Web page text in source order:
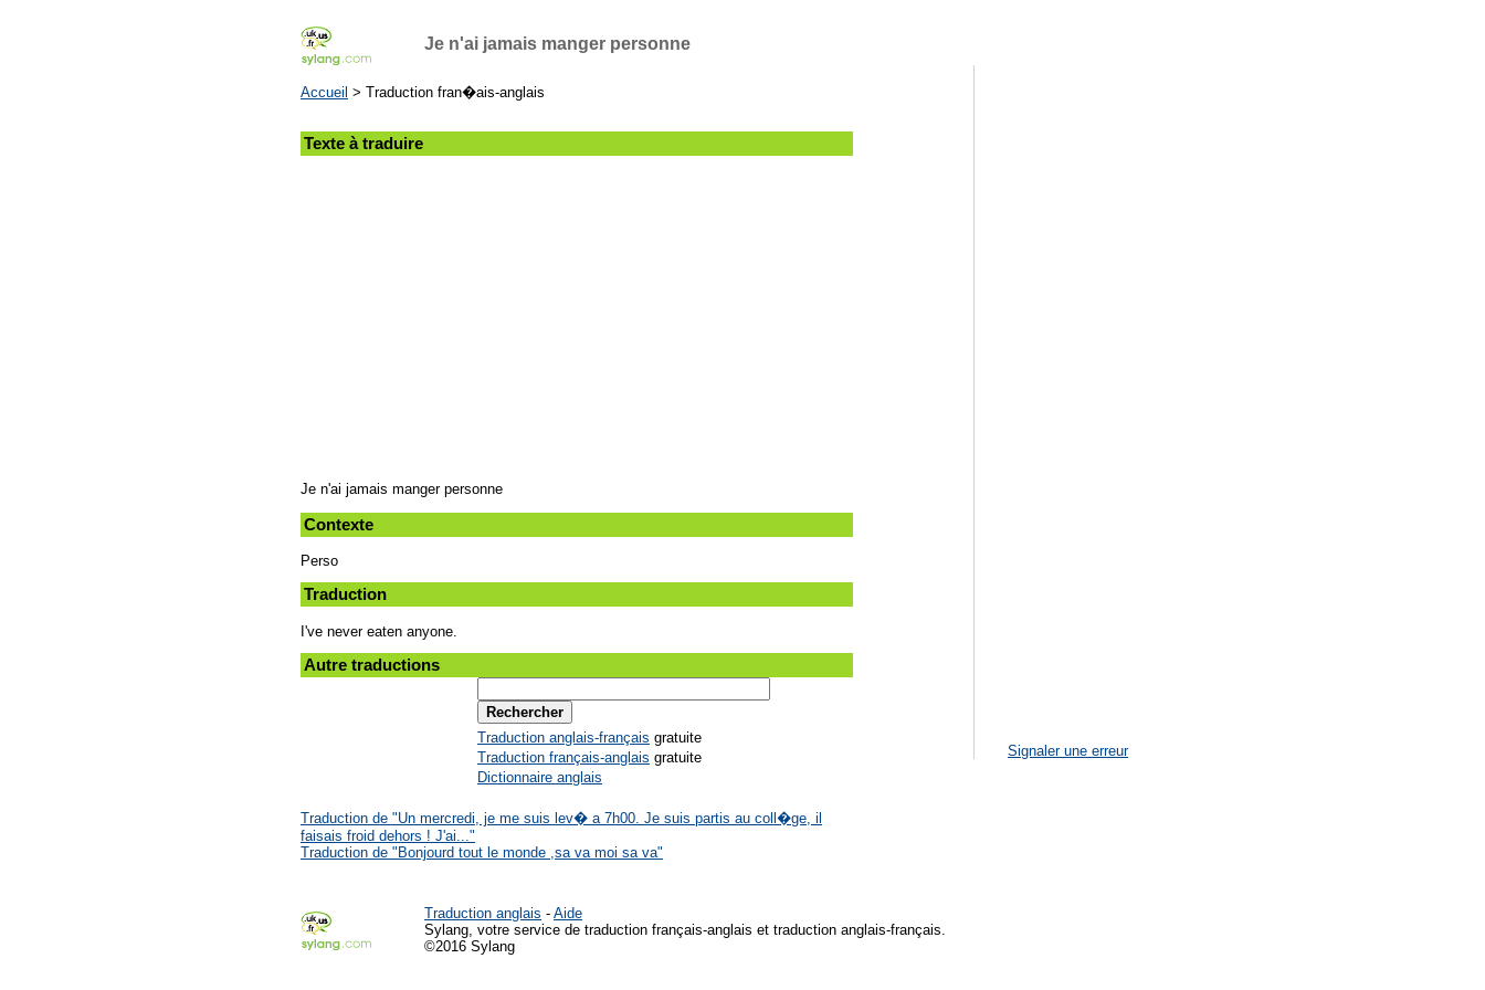
Je n'ai jamais manger personne
Accueil > Traduction fran�ais-anglais
Texte à traduire
Je n'ai jamais manger personne
Contexte
Perso
Traduction
I've never eaten anyone.
Autre traductions
Traduction anglais-français gratuite
Traduction français-anglais gratuite
Dictionnaire anglais
Traduction de "Un mercredi, je me suis lev� a 7h00. Je suis partis au coll�ge, il
faisais froid dehors ! J'ai..."
Traduction de "Bonjourd tout le monde ,sa va moi sa va"
Signaler une erreur
Traduction anglais - Aide
Sylang, votre service de traduction français-anglais et traduction anglais-français.
©2016 Sylang